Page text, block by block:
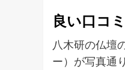
良い口コ
八木研の仏壇
ー）が写真通